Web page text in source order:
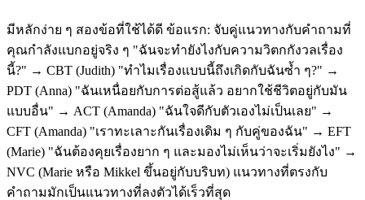
มีหลักง่าย ๆ สองข้อที่ใช้ได้ดี ข้อแรก: จับคู่แนวทางกับคำถามที่
คุณกำลังแบกอยู่จริง ๆ "ฉันจะทำยังไงกับความวิตกกังวลเรื่อง
นี้?" → CBT (Judith) "ทำไมเรื่องแบบนี้ถึงเกิดกับฉันซ้ำ ๆ?" →
PDT (Anna) "ฉันเหนื่อยกับการต่อสู้แล้ว อยากใช้ชีวิตอยู่กับมัน
แบบอื่น" → ACT (Amanda) "ฉันใจดีกับตัวเองไม่เป็นเลย" →
CFT (Amanda) "เราทะเลาะกันเรื่องเดิม ๆ กับคู่ของฉัน" → EFT
(Marie) "ฉันต้องคุยเรื่องยาก ๆ และมองไม่เห็นว่าจะเริ่มยังไง" →
NVC (Marie หรือ Mikkel ขึ้นอยู่กับบริบท) แนวทางที่ตรงกับ
คำถามมักเป็นแนวทางที่ลงตัวได้เร็วที่สุด